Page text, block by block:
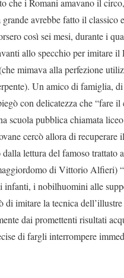
che i Romani amavano il
avrebbe fatto il classico
così sei mesi, durante i
allo specchio per imitare
mimava alla perfezione
Un amico di famiglia,
con delicatezza che “fare
scuola pubblica chiamata
cercò allora di recuperare
lettura del famoso trattato
di Vittorio Alfieri)
infanti, i nobilhuomini alle
imitare la tecnica
dai promettenti risultati
di fargli interrompere